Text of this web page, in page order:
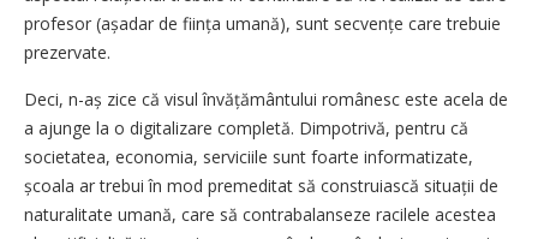
profesor (așadar de ființa umană), sunt secvențe care trebuie
prezervate.
Deci, n-aș zice că visul învă­țământului românesc este acela de
a ajunge la o digitalizare completă. Dimpotrivă, pentru că
societatea, economia, serviciile sunt foarte informatizate,
școala ar trebui în mod premeditat să construiască situații de
naturalitate umană, care să contrabalanseze racilele acestea